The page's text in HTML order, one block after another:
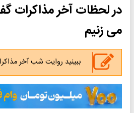
در لحظات آخر مذاکرات
می زنیم
ببینید روایت شب آخر